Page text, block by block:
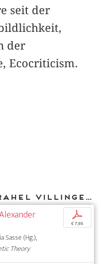
seit der
der
Ecocriticism.
Weitere Texte von Rahel Villinger bei DIAPHANES
Sasse (Hg.),
Theory
p
€ 7,95